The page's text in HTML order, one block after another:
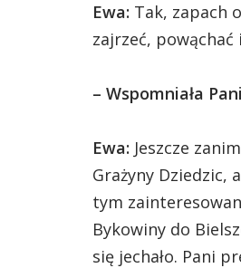
Ewa: Tak, zapach
zajrzeć,
– Wspomniała
Ewa: Jeszcze
Grażyny Dziedzic,
tym
Bykowiny do
się jechało. Pani